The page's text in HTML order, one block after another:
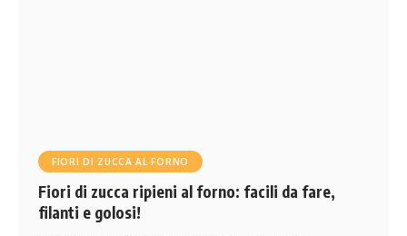
FIORI DI ZUCCA AL FORNO
Fiori di zucca ripieni al forno: facili da fare,
filanti e golosi!